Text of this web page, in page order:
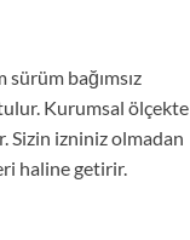
bağımsız
Kurumsal ölçekte
Sizin izniniz olmadan
haline getirir.